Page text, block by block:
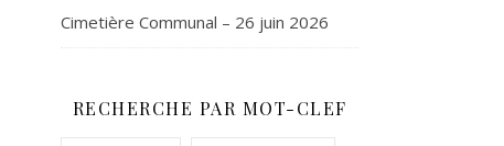
Cimetière Communal – 26 juin 2026
RECHERCHE PAR MOT-CLEF